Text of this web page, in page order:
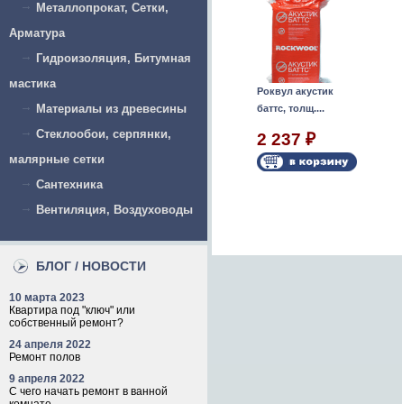
Металлопрокат, Сетки,
Арматура
Гидроизоляция, Битумная
мастика
Материалы из древесины
Стеклообои, серпянки,
малярные сетки
Сантехника
Вентиляция, Воздуховоды
БЛОГ / НОВОСТИ
10 марта 2023
Квартира под "ключ" или
собственный ремонт?
24 апреля 2022
Ремонт полов
9 апреля 2022
С чего начать ремонт в ванной
Гипсоволокно
724
Роквул акустик
баттс, толщ....
2 237 ₽